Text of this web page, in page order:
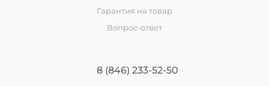
Гарантия на товар
Вопрос-ответ
8 (846) 233-52-50